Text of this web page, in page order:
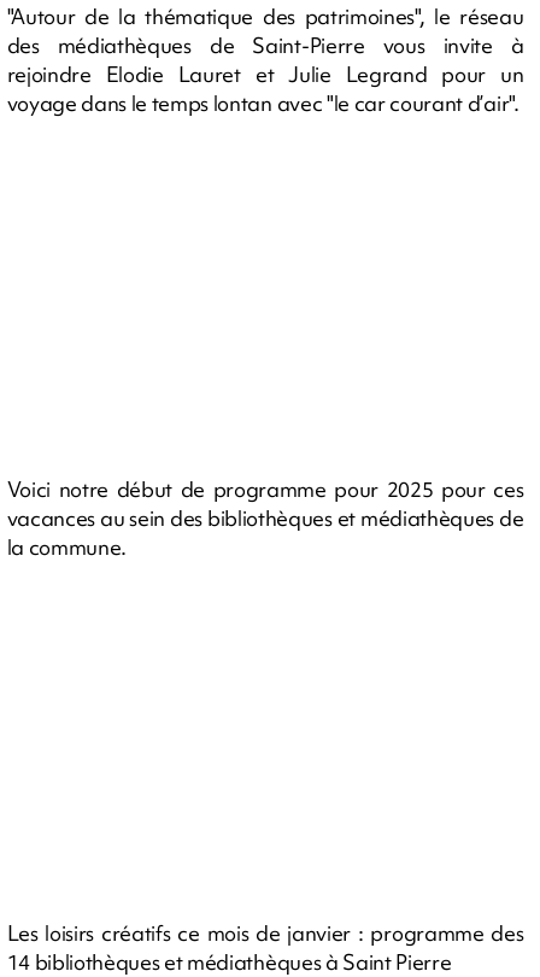
"Autour de la thématique des patrimoines", le réseau
des médiathèques de Saint-Pierre vous invite à
rejoindre Elodie Lauret et Julie Legrand pour un
voyage dans le temps lontan avec "le car courant d’air".
Voici notre début de programme pour 2025 pour ces
vacances au sein des bibliothèques et médiathèques de
la commune.
Les loisirs créatifs ce mois de janvier : programme des
14 bibliothèques et médiathèques à Saint Pierre